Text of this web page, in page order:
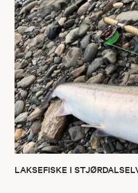
LAKSEFISKE I